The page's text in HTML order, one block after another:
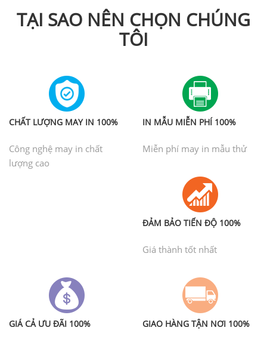
TẠI SAO NÊN CHỌN CHÚNG
TÔI
CHẤT LƯỢNG MAY IN 100%
Công nghệ may in chất
lượng cao
IN MẪU MIỄN PHÍ 100%
Miễn phí may in mẫu thử
ĐẢM BẢO TIẾN ĐỘ 100%
Giá thành tốt nhất
GIÁ CẢ ƯU ĐÃI 100% GIAO HÀNG TẬN NƠI 100%